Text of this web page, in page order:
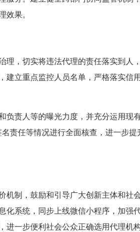
效果。
理，切实将违法代理的责任落实到人
建立重点监控人员名单，严格落实信
负责人等的曝光力度，并充分运用现
责任等情况进行全面核查，进一步
机制，鼓励和引导广大创新主体和社
化系统，同步上线微信小程序，加强
进一步便利社会公众正确选用代理机